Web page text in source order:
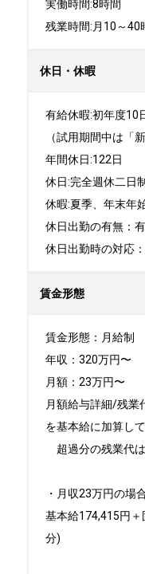
実働時間:8時間
残業時間:月10～40
休日・休暇
有給休暇:初年度10
（試用期間中は「
年間休日:122日
休日:完全週休二日
休暇:夏季、年末年
休日出勤の有無：有
休日出勤時の対応
賃金形態
賃金形態：月給制
年収：320万円〜
月額：23万円〜
月額給与詳細/残業
を基本給に加算し
超過分の残業代
・月収23万円の場
基本給174,415円
分)